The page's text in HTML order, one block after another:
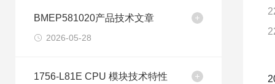
BMEP581020产品技术文章
2026-05-28
1756-L81E CPU 模块技术特性